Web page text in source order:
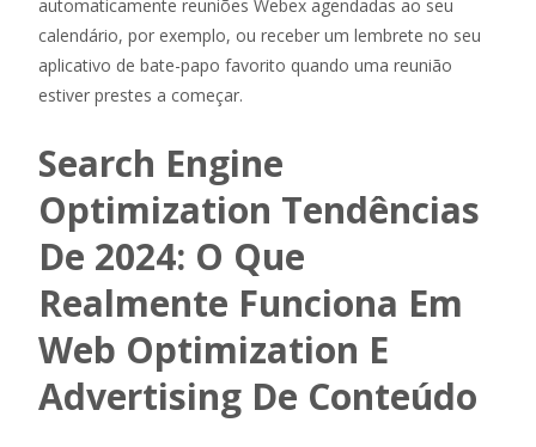
automaticamente reuniões Webex agendadas ao seu
calendário, por exemplo, ou receber um lembrete no seu
aplicativo de bate-papo favorito quando uma reunião
estiver prestes a começar.
Search Engine
Optimization Tendências
De 2024: O Que
Realmente Funciona Em
Web Optimization E
Advertising De Conteúdo